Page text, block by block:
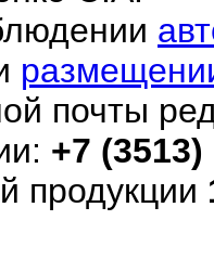
почты
+7
продукции